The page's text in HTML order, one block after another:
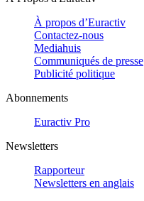
À propos d’Euractiv
Contactez-nous
Mediahuis
Communiqués de presse
Publicité politique
Abonnements
Euractiv Pro
Newsletters
Rapporteur
Newsletters en anglais